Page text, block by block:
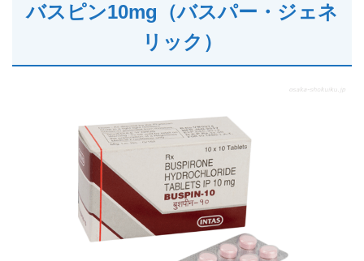
バスピン10mg（バスパー・ジェネ
リック）